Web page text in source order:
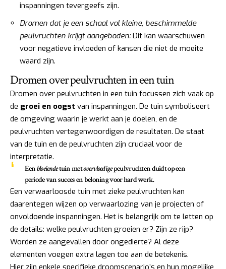
inspanningen tevergeefs zijn.
Dromen dat je een schaal vol kleine, beschimmelde
peulvruchten krijgt aangeboden:Dit kan waarschuwen
voor negatieve invloeden of kansen die niet de moeite
waard zijn.
Dromen over peulvruchten in een tuin
Dromen over peulvruchten in een tuin focussen zich vaak op
de groei en oogst van inspanningen. De tuin symboliseert
de omgeving waarin je werkt aan je doelen, en de
peulvruchten vertegenwoordigen de resultaten. De staat
van de tuin en de peulvruchten zijn cruciaal voor de
interpretatie.
Eenbloeiendetuin metovervloedigepeulvruchten duidt op een
periode van succes en beloning voor hard werk.
Een verwaarloosde tuin met zieke peulvruchten kan
daarentegen wijzen op verwaarlozing van je projecten of
onvoldoende inspanningen. Het is belangrijk om te letten op
de details: welke peulvruchten groeien er? Zijn ze rijp?
Worden ze aangevallen door ongedierte? Al deze
elementen voegen extra lagen toe aan de betekenis.